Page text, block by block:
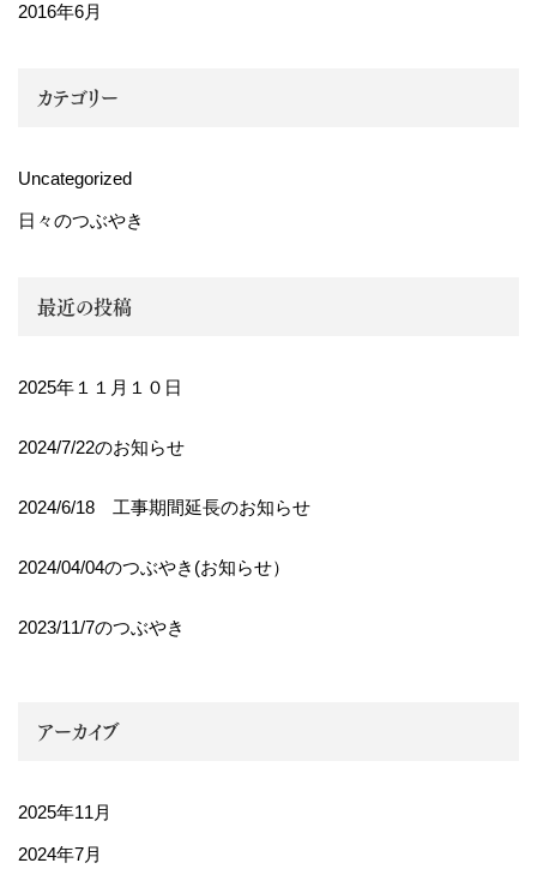
2016年6月
カテゴリー
Uncategorized
日々のつぶやき
最近の投稿
2025年１１月１０日
2024/7/22のお知らせ
2024/6/18 工事期間延長のお知らせ
2024/04/04のつぶやき(お知らせ）
2023/11/7のつぶやき
アーカイブ
2025年11月
2024年7月